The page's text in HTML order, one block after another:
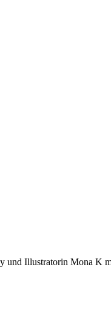
und Illustratorin Mona K